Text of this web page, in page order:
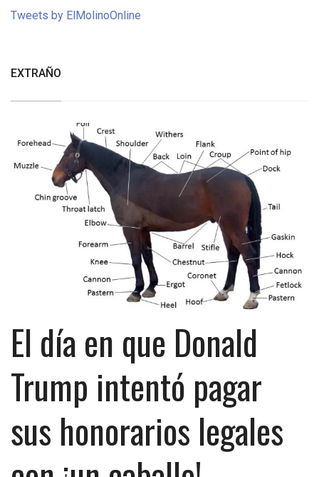
Tweets by ElMolinoOnline
EXTRAÑO
El día en que Donald
Trump intentó pagar
sus honorarios legales